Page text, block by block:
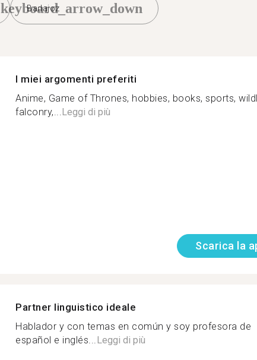
Badajoz
keyboard_arrow_down
I miei argomenti preferiti
Anime, Game of Thrones, hobbies, books, sports,
falconry,...Leggi di più
Scarica la
Partner linguistico ideale
Hablador y con temas en común y soy profesora de
español e inglés...Leggi di più